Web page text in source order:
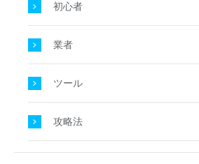
初心者
業者
ツール
攻略法